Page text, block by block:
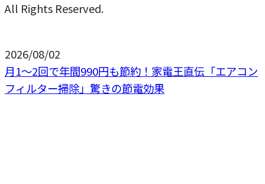
All Rights Reserved.
2026/08/02
月1〜2回で年間990円も節約！家電王直伝「エアコン
フィルター掃除」驚きの節電効果